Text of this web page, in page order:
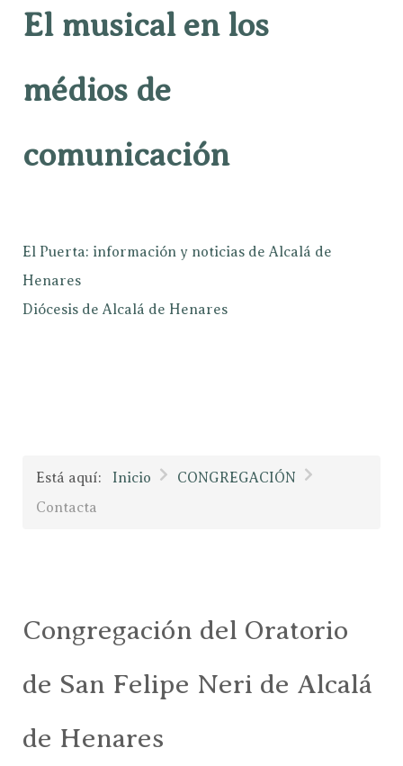
El musical en los
médios de
comunicación
El Puerta: información y noticias de Alcalá de
Henares
Diócesis de Alcalá de Henares
Está aquí: Inicio
CONGREGACIÓN
Contacta
Congregación del Oratorio
de San Felipe Neri de Alcalá
de Henares